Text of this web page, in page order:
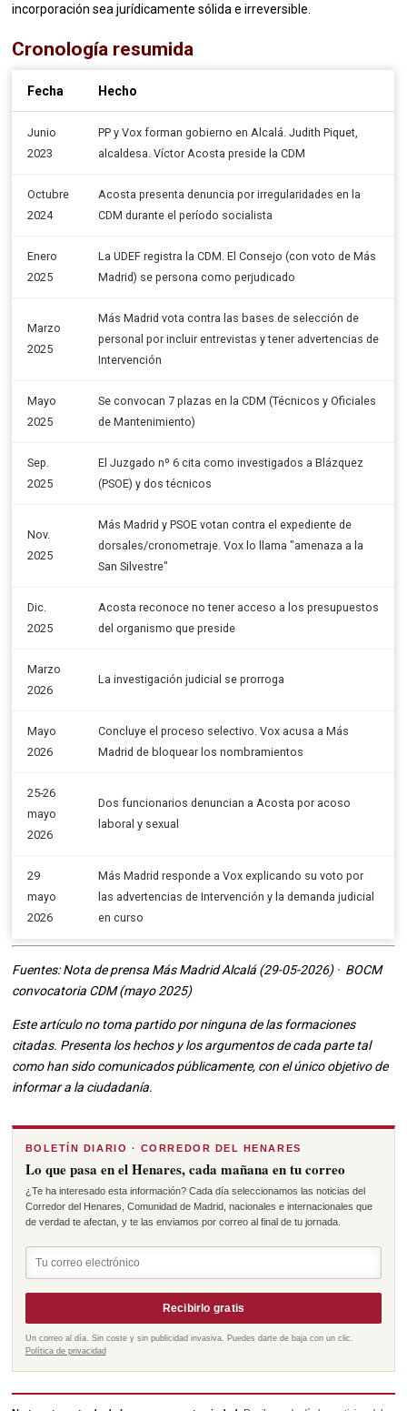
incorporación sea jurídicamente sólida e irreversible.
Cronología resumida
Fecha Hecho
Junio
2023
PP y Vox forman gobierno en Alcalá. Judith Piquet,
alcaldesa. Víctor Acosta preside la CDM
Octubre
2024
Acosta presenta denuncia por irregularidades en la
CDM durante el período socialista
Enero
2025
La UDEF registra la CDM. El Consejo (con voto de Más
Madrid) se persona como perjudicado
Marzo
2025
Más Madrid vota contra las bases de selección de
personal por incluir entrevistas y tener advertencias de
Intervención
Mayo
2025
Se convocan 7 plazas en la CDM (Técnicos y Oficiales
de Mantenimiento)
Sep.
2025
El Juzgado nº 6 cita como investigados a Blázquez
(PSOE) y dos técnicos
Nov.
2025
Más Madrid y PSOE votan contra el expediente de
dorsales/cronometraje. Vox lo llama "amenaza a la
San Silvestre"
Dic.
2025
Acosta reconoce no tener acceso a los presupuestos
del organismo que preside
Marzo
2026
La investigación judicial se prorroga
Mayo
2026
Concluye el proceso selectivo. Vox acusa a Más
Madrid de bloquear los nombramientos
25-26
mayo
2026
Dos funcionarios denuncian a Acosta por acoso
laboral y sexual
29
mayo
2026
Más Madrid responde a Vox explicando su voto por
las advertencias de Intervención y la demanda judicial
en curso
Fuentes: Nota de prensa Más Madrid Alcalá (29-05-2026) · BOCM
convocatoria CDM (mayo 2025)
Este artículo no toma partido por ninguna de las formaciones
citadas. Presenta los hechos y los argumentos de cada parte tal
como han sido comunicados públicamente, con el único objetivo de
informar a la ciudadanía.
BOLETÍN DIARIO · CORREDOR DEL HENARES
Lo que pasa en el Henares, cada mañana en tu correo
¿Te ha interesado esta información? Cada día seleccionamos las noticias del
Corredor del Henares, Comunidad de Madrid, nacionales e internacionales que
de verdad te afectan, y te las enviamos por correo al final de tu jornada.
Recibirlo gratis
Un correo al día. Sin coste y sin publicidad invasiva. Puedes darte de baja con un clic.
Política de privacidad